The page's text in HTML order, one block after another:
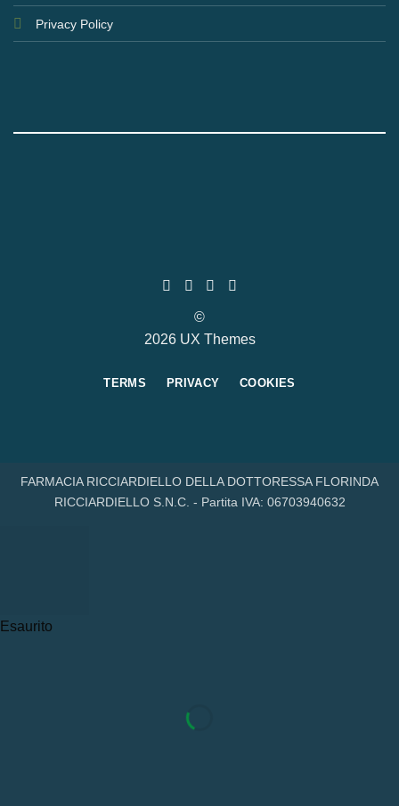
Privacy Policy
©
2026 UX Themes
TERMS PRIVACY COOKIES
FARMACIA RICCIARDIELLO DELLA DOTTORESSA FLORINDA
RICCIARDIELLO S.N.C. - Partita IVA: 06703940632
Esaurito